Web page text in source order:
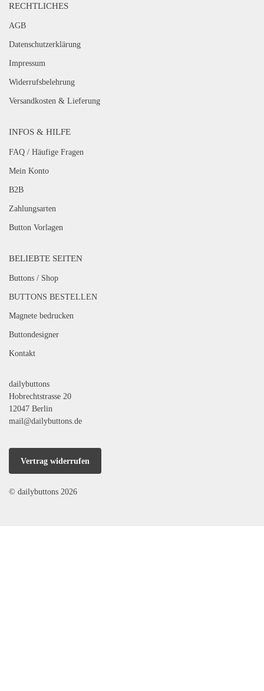
RECHTLICHES
AGB
Datenschutzerklärung
Impressum
Widerrufsbelehrung
Versandkosten & Lieferung
INFOS & HILFE
FAQ / Häufige Fragen
Mein Konto
B2B
Zahlungsarten
Button Vorlagen
BELIEBTE SEITEN
Buttons / Shop
BUTTONS BESTELLEN
Magnete bedrucken
Buttondesigner
Kontakt
dailybuttons
Hobrechtstrasse 20
12047 Berlin
mail@dailybuttons.de
Vertrag widerrufen
© dailybuttons 2026